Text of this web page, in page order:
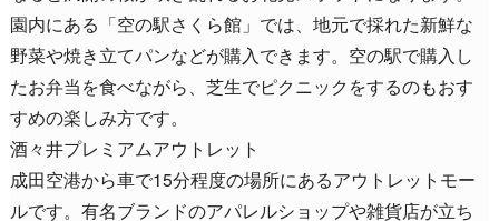
園内にある「空の駅さくら館」では、地元で採れた新鮮な
野菜や焼き立てパンなどが購入できます。空の駅で購入し
たお弁当を食べながら、芝生でピクニックをするのもおす
すめの楽しみ方です。
酒々井プレミアムアウトレット
成田空港から車で15分程度の場所にあるアウトレットモー
ルです。有名ブランドのアパレルショップや雑貨店が立ち